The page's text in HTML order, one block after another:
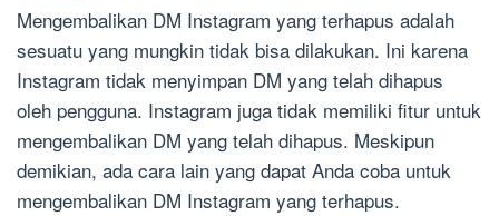
Mengembalikan DM Instagram yang terhapus adalah
sesuatu yang mungkin tidak bisa dilakukan. Ini karena
Instagram tidak menyimpan DM yang telah dihapus
oleh pengguna. Instagram juga tidak memiliki fitur untuk
mengembalikan DM yang telah dihapus. Meskipun
demikian, ada cara lain yang dapat Anda coba untuk
mengembalikan DM Instagram yang terhapus.